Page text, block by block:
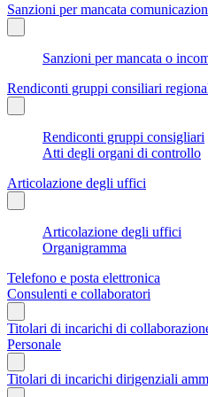
Sanzioni per mancata
Sanzioni per mancata o
Rendiconti gruppi consiliari
Rendiconti gruppi consigliari
Atti degli organi di controllo
Articolazione degli uffici
Articolazione degli uffici
Organigramma
Telefono e posta elettronica
Consulenti e collaboratori
Titolari di incarichi di
Personale
Titolari di incarichi dirigenziali